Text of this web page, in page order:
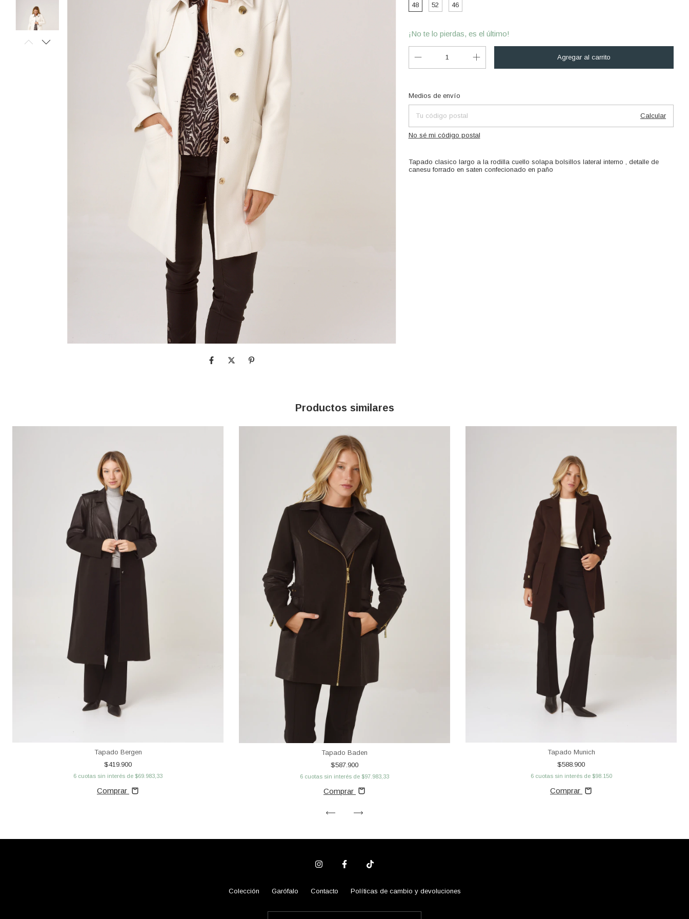
48 52 46
¡No te lo pierdas, es el último!
Entregas para el CP:
Medios de envío
Calcular
No sé mi código postal
Tapado clasico largo a la rodilla cuello solapa bolsillos lateral interno , detalle de
canesu forrado en saten confecionado en paño
Productos similares
Tapado Bergen
$419.900
6 cuotas sin interés de $69.983,33
Comprar
Tapado Baden
$587.900
6 cuotas sin interés de $97.983,33
Comprar
Tapado Munich
$588.900
6 cuotas sin interés de $98.150
Comprar
Colección Garófalo Contacto Políticas de cambio y devoluciones